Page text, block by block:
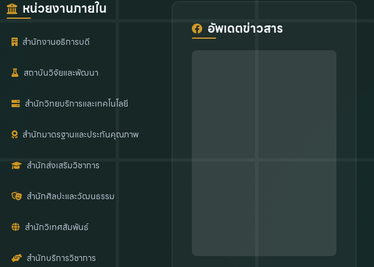
หน่วยงานภายใน
สำนักงานอธิการบดี
สถาบันวิจัยและพัฒนา
สำนักวิทยบริการและเทคโนโลยี
สำนักมาตรฐานและประกันคุณภาพ
สำนักส่งเสริมวิชาการ
สำนักศิลปะและวัฒนธรรม
สำนักวิเทศสัมพันธ์
สำนักบริการวิชาการ
อัพเดตข่าวสาร